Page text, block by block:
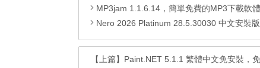
MP3jam 1.1.6.14，簡單免費的MP3下載軟體
Nero 2026 Platinum 28.5.30030 中文安裝版，Nero公司的全功能多媒體燒
【上篇】 Paint.NET 5.1.1 繁體中文免安裝，